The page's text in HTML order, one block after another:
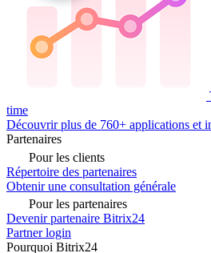
time
Découvrir plus de 760+ applications et
Partenaires
Pour les clients
Répertoire des partenaires
Obtenir une consultation générale
Pour les partenaires
Devenir partenaire Bitrix24
Partner login
Pourquoi Bitrix24